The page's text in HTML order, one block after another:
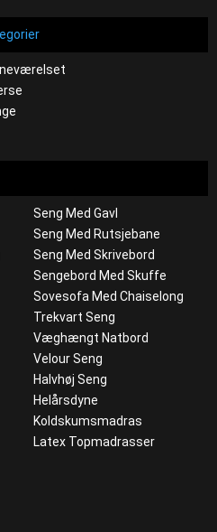
Seng Med Gavl
Seng Med Rutsjebane
Seng Med Skrivebord
Sengebord Med Skuffe
Sovesofa Med Chaiselong
Trekvart Seng
Væghængt Natbord
Velour Seng
Halvhøj Seng
Helårsdyne
Koldskumsmadras
Latex Topmadrasser